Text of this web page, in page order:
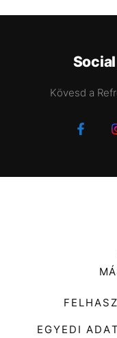
Kövesd a
EGYEDI